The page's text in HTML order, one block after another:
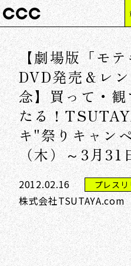
【劇場版「モ
DVD発売＆レ
念】買って・
たる！
キ"祭りキャン
（木）～3月31
2012.02.16 プレスリ
株式会社TSUTAYA.com